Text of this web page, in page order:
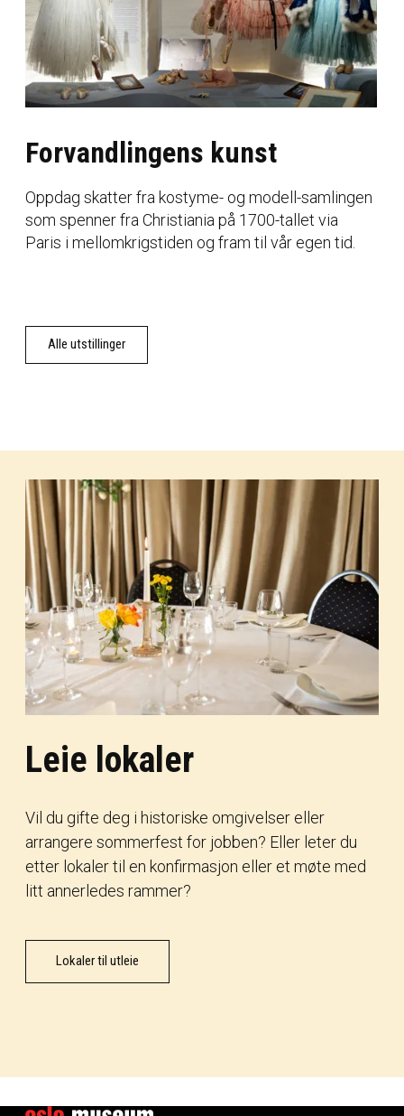
Forvandlingens kunst
Oppdag skatter fra kostyme- og modell-samlingen
som spenner fra Christiania på 1700-tallet via
Paris i mellomkrigstiden og fram til vår egen tid.
Alle utstillinger
Leie lokaler
Vil du gifte deg i historiske omgivelser eller
arrangere sommerfest for jobben? Eller leter du
etter lokaler til en konfirmasjon eller et møte med
litt annerledes rammer?
Lokaler til utleie